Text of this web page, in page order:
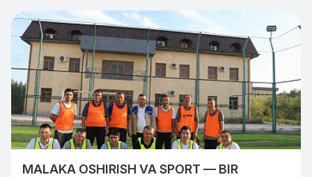
MALAKA OSHIRISH VA SPORT — BIR